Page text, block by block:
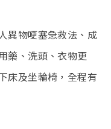
異物哽塞急救法、成
藥、洗頭、衣物更
床及坐輪椅，全程有